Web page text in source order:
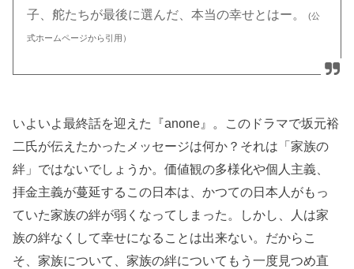
子、舵たちが最後に選んだ、本当の幸せとはー。
(公
式ホームページから引用）
いよいよ最終話を迎えた『anone』。このドラマで坂元裕
二氏が伝えたかったメッセージは何か？それは「家族の
絆」ではないでしょうか。価値観の多様化や個人主義、
拝金主義が蔓延するこの日本は、かつての日本人がもっ
ていた家族の絆が弱くなってしまった。しかし、人は家
族の絆なくして幸せになることは出来ない。だからこ
そ、家族について、家族の絆についてもう一度見つめ直